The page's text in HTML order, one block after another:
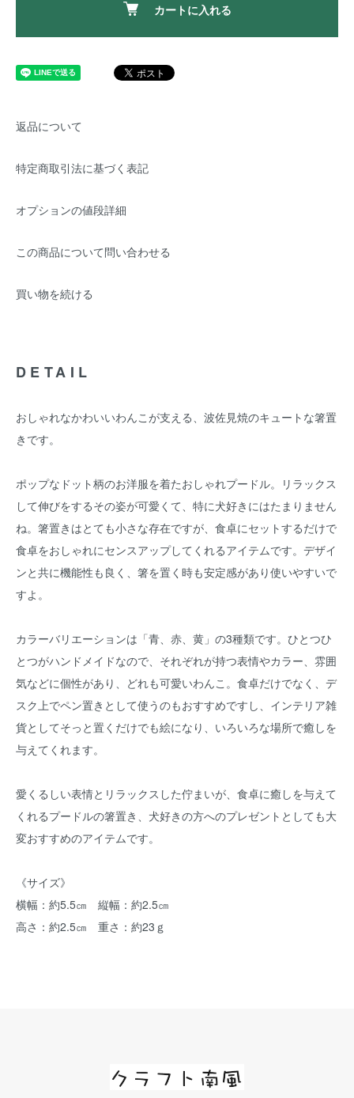
カートに入れる
返品について
特定商取引法に基づく表記
オプションの値段詳細
この商品について問い合わせる
買い物を続ける
DETAIL
おしゃれなかわいいわんこが支える、波佐見焼のキュートな箸置
きです。
ポップなドット柄のお洋服を着たおしゃれプードル。リラックス
して伸びをするその姿が可愛くて、特に犬好きにはたまりません
ね。箸置きはとても小さな存在ですが、食卓にセットするだけで
食卓をおしゃれにセンスアップしてくれるアイテムです。デザイ
ンと共に機能性も良く、箸を置く時も安定感があり使いやすいで
すよ。
カラーバリエーションは「青、赤、黄」の3種類です。ひとつひ
とつがハンドメイドなので、それぞれが持つ表情やカラー、雰囲
気などに個性があり、どれも可愛いわんこ。食卓だけでなく、デ
スク上でペン置きとして使うのもおすすめですし、インテリア雑
貨としてそっと置くだけでも絵になり、いろいろな場所で癒しを
与えてくれます。
愛くるしい表情とリラックスした佇まいが、食卓に癒しを与えて
くれるプードルの箸置き、犬好きの方へのプレゼントとしても大
変おすすめのアイテムです。
《サイズ》
横幅：約5.5㎝ 縦幅：約2.5㎝
高さ：約2.5㎝ 重さ：約23ｇ